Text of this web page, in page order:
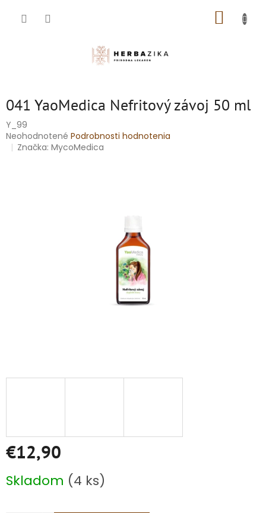
041 YaoMedica Nefritový závoj 50 ml
Y_99
Priemerné
hodnotenie
Neohodnotené Podrobnosti hodnotenia
Značka:MycoMedica
€12,90
cena:
Skladom (4 ks)